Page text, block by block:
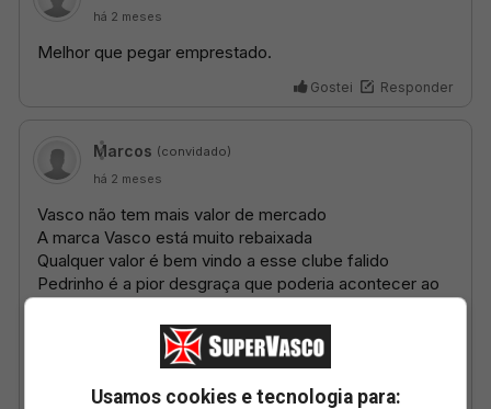
Usamos cookies e tecnologia para: